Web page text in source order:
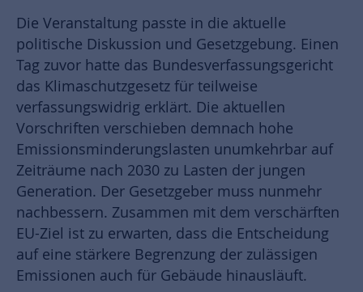
Die Veranstaltung passte in die aktuelle
politische Diskussion und Gesetzgebung. Einen
Tag zuvor hatte das Bundesverfassungsgericht
das Klimaschutzgesetz für teilweise
verfassungswidrig erklärt. Die aktuellen
Vorschriften verschieben demnach hohe
Emissionsminderungslasten unumkehrbar auf
Zeiträume nach 2030 zu Lasten der jungen
Generation. Der Gesetzgeber muss nunmehr
nachbessern. Zusammen mit dem verschärften
EU-Ziel ist zu erwarten, dass die Entscheidung
auf eine stärkere Begrenzung der zulässigen
Emissionen auch für Gebäude hinausläuft.